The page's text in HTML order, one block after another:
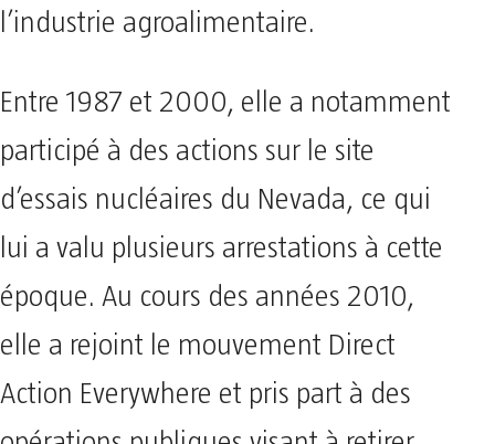
l’industrie agroalimentaire.
Entre 1987 et 2000, elle a notamment
participé à des actions sur le site
d’essais nucléaires du Nevada, ce qui
lui a valu plusieurs arrestations à cette
époque. Au cours des années 2010,
elle a rejoint le mouvement Direct
Action Everywhere et pris part à des